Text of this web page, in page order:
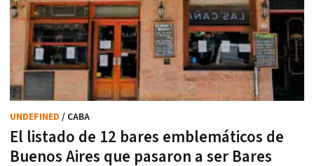
El listado de 12 bares emblemáticos de
Buenos Aires que pasaron a ser Bares
UNDEFINED / CABA